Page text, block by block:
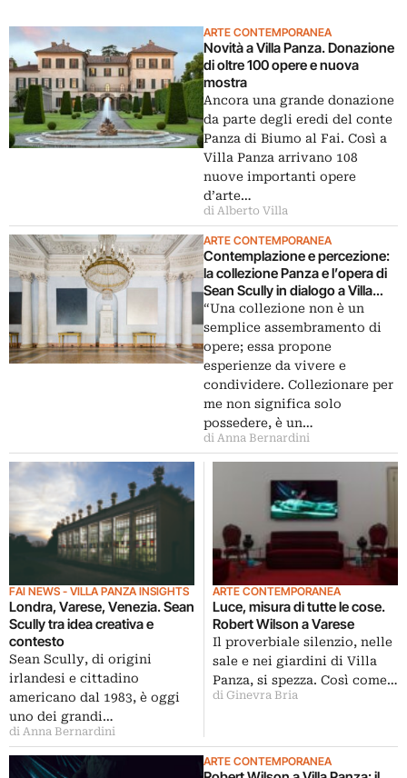
ARTE CONTEMPORANEA
Novità a Villa Panza. Donazione
di oltre 100 opere e nuova
mostra
Ancora una grande donazione
da parte degli eredi del conte
Panza di Biumo al Fai. Così a
Villa Panza arrivano 108
nuove importanti opere
d’arte…
di Alberto Villa
ARTE CONTEMPORANEA
Contemplazione e percezione:
la collezione Panza e l’opera di
Sean Scully in dialogo a Villa
Panza
“Una collezione non è un
semplice assembramento di
opere; essa propone
esperienze da vivere e
condividere. Collezionare per
me non significa solo
possedere, è un…
di Anna Bernardini
FAI NEWS - VILLA PANZA INSIGHTS
Londra, Varese, Venezia. Sean
Scully tra idea creativa e
contesto
Sean Scully, di origini
irlandesi e cittadino
americano dal 1983, è oggi
uno dei grandi…
di Anna Bernardini
ARTE CONTEMPORANEA
Luce, misura di tutte le cose.
Robert Wilson a Varese
Il proverbiale silenzio, nelle
sale e nei giardini di Villa
Panza, si spezza. Così come…
di Ginevra Bria
ARTE CONTEMPORANEA